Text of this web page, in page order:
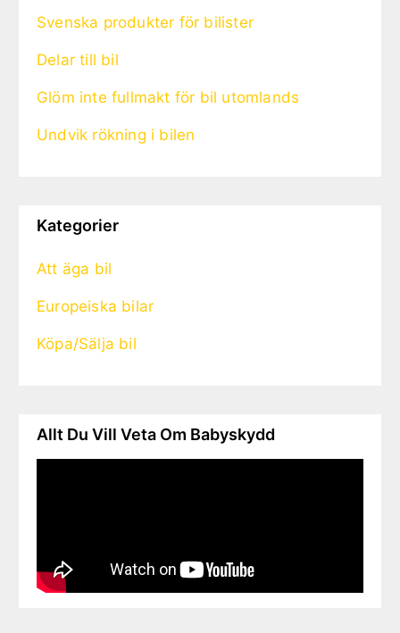
Svenska produkter för bilister
Delar till bil
Glöm inte fullmakt för bil utomlands
Undvik rökning i bilen
Kategorier
Att äga bil
Europeiska bilar
Köpa/Sälja bil
Allt Du Vill Veta Om Babyskydd